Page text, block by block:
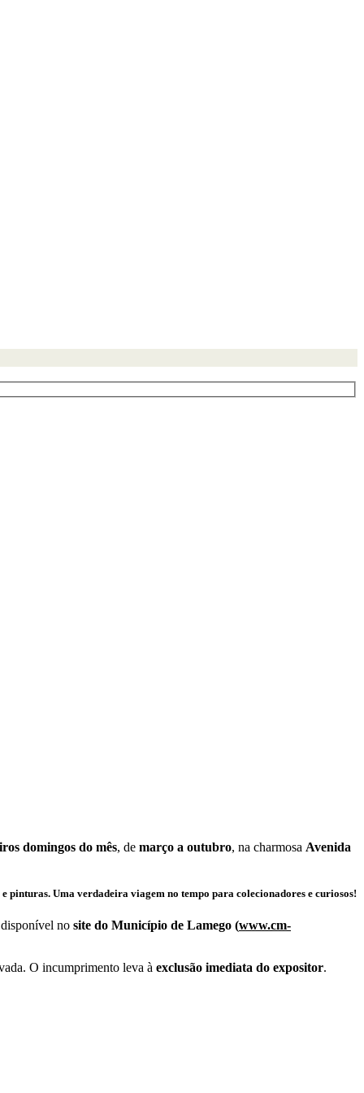
domingos do mês, de março a outubro, na charmosa Avenida
e pinturas. Uma verdadeira viagem no tempo para colecionadores e curiosos!
disponível no site do Município de Lamego (www.cm-
O incumprimento leva à exclusão imediata do expositor.